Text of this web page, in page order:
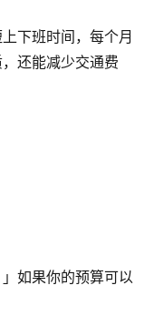
下班时间，每个月
还能减少交通费
如果你的预算可以